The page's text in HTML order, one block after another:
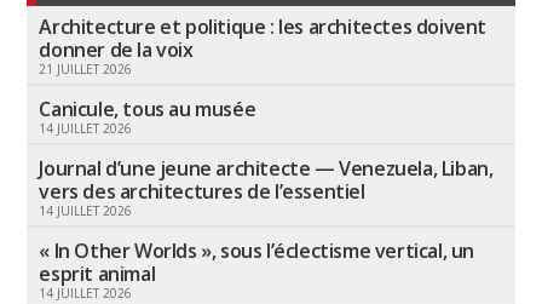
Architecture et politique : les architectes doivent
donner de la voix
21 JUILLET 2026
Canicule, tous au musée
14 JUILLET 2026
Journal d’une jeune architecte — Venezuela, Liban,
vers des architectures de l’essentiel
14 JUILLET 2026
« In Other Worlds », sous l’éclectisme vertical, un
esprit animal
14 JUILLET 2026